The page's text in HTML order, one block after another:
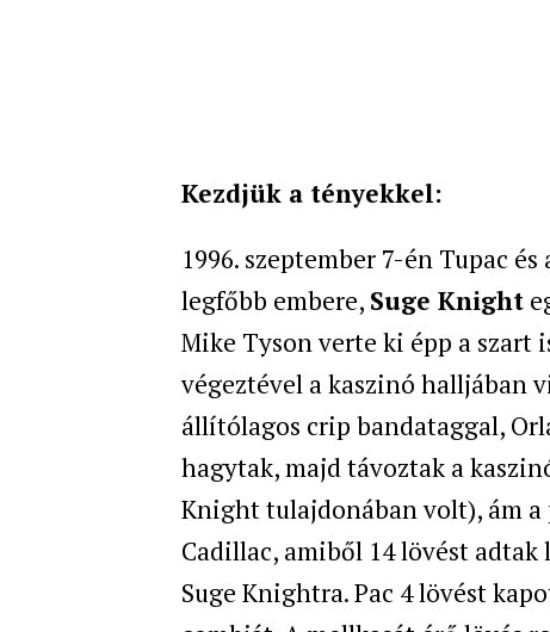
Kezdjük a tényekkel:
1996. szeptember 7-én Tupac
legfőbb embere, Suge Knight
Mike Tyson verte ki épp a szart
végeztével a kaszinó halljában
állítólagos crip bandataggal,
hagytak, majd távoztak a
Knight tulajdonában volt), ám
Cadillac, amiből 14 lövést adtak
Suge Knightra. Pac 4 lövést